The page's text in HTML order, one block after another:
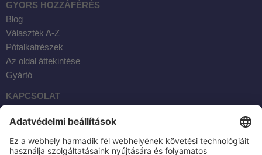
GYORS HOZZÁFÉRÉS
Blog
Választék A-Z
Pótalkatrészek
Az oldal áttekintése
Gyártó
KAPCSOLAT
Instagram
YouTube
E-mail